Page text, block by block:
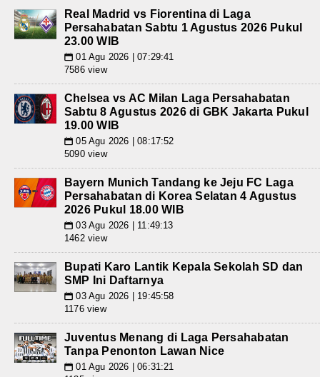
Real Madrid vs Fiorentina di Laga
Persahabatan Sabtu 1 Agustus 2026 Pukul
23.00 WIB
📅 01 Agu 2026 | 07:29:41
7586 view
Chelsea vs AC Milan Laga Persahabatan
Sabtu 8 Agustus 2026 di GBK Jakarta Pukul
19.00 WIB
📅 05 Agu 2026 | 08:17:52
5090 view
Bayern Munich Tandang ke Jeju FC Laga
Persahabatan di Korea Selatan 4 Agustus
2026 Pukul 18.00 WIB
📅 03 Agu 2026 | 11:49:13
1462 view
Bupati Karo Lantik Kepala Sekolah SD dan
SMP Ini Daftarnya
📅 03 Agu 2026 | 19:45:58
1176 view
Juventus Menang di Laga Persahabatan
Tanpa Penonton Lawan Nice
📅 01 Agu 2026 | 06:31:21